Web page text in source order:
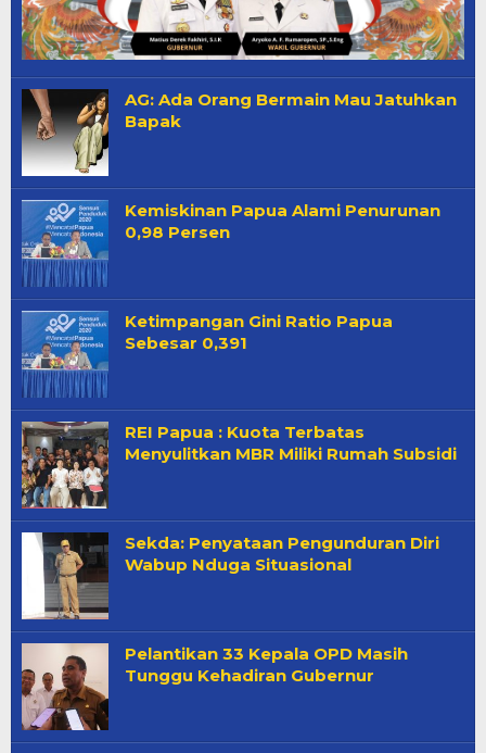
AG: Ada Orang Bermain Mau Jatuhkan
Bapak
Kemiskinan Papua Alami Penurunan
0,98 Persen
Ketimpangan Gini Ratio Papua
Sebesar 0,391
REI Papua : Kuota Terbatas
Menyulitkan MBR Miliki Rumah Subsidi
Sekda: Penyataan Pengunduran Diri
Wabup Nduga Situasional
Pelantikan 33 Kepala OPD Masih
Tunggu Kehadiran Gubernur